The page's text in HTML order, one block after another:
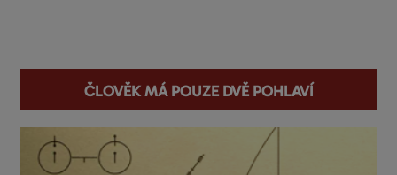
Člověk má pouze dvě pohlaví